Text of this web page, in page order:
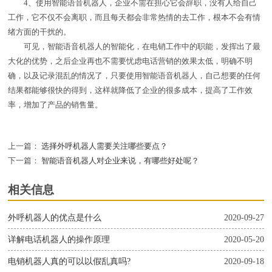
4、使用智能语音机器人，企业不需在担心它会辞职，没有人给自己
工作，它不仅不会离职，而且每天都会非常热情的去工作，根本不会有情
绪方面的干扰的。
可见，智能语音机器人的智能化，在电销工作中的职能，发挥出了最
大化的优势，之后企业再也不需要忧虑电话营销的效果太低，明确不明
确，以及记录混乱的情况了，只要使用智能语音机器人，自己想要的任何
结果都能够很快的得到，这样就降低了企业的很多成本，提高了工作效
率，增加了产品的销售量。
上一篇： 选择外呼机器人需要关注哪些要点？
下一篇： 智能语音机器人对企业来说，有哪些好处呢？
相关信息
2020-09-27
外呼机器人的优点是什么
2020-05-20
详解电话机器人的操作原理
2020-09-18
电销机器人真的可以以假乱真吗?